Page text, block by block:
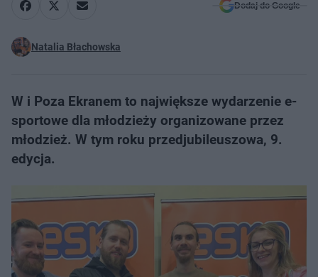
Dodaj do Google
Natalia Błachowska
W i Poza Ekranem to największe wydarzenie e-
sportowe dla młodzieży organizowane przez
młodzież. W tym roku przedjubileuszowa, 9.
edycja.